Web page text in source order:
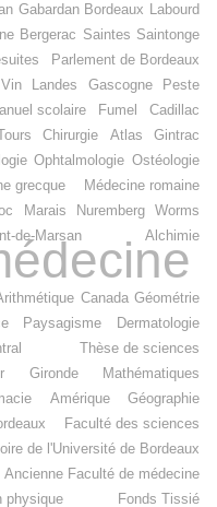
Gabardan Bordeaux Labourd
Bergerac Saintes Saintonge
Parlement de Bordeaux
Vin Landes Gascogne
Peste
scolaire Fumel
Cadillac
Chirurgie Atlas
Gintrac
Ophtalmologie Ostéologie
grecque
Médecine romaine
Marais Nuremberg
Worms
de-Marsan Alchimie
Canada Géométrie
Paysagisme
Dermatologie
Thèse de sciences
Gironde
Mathématiques
Amérique
Géographie
Faculté des sciences
de l'Université de Bordeaux
Ancienne Faculté de médecine
physique Fonds Tissié